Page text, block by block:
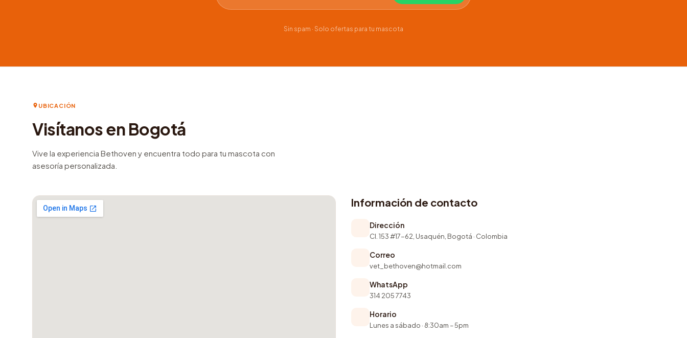
Sin spam · Solo ofertas para tu mascota
UBICACIÓN
Visítanos en Bogotá
Vive la experiencia Bethoven y encuentra todo para tu mascota con
asesoría personalizada.
Información de contacto
Dirección
Cl. 153 #17-62, Usaquén, Bogotá · Colombia
Correo
vet_bethoven@hotmail.com
WhatsApp
314 205 7743
Horario
Lunes a sábado · 8:30am – 5pm